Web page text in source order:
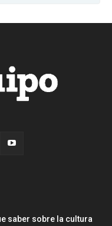
saber sobre la cultura